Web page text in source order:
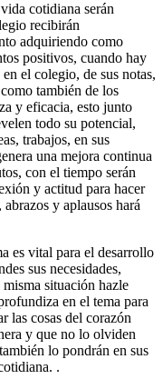
cotidiana serán
recibirán
adquiriendo como
positivos, cuando hay
el colegio, de sus notas,
también de los
y eficacia, esto junto
todo su potencial,
trabajos, en sus
una mejora continua
con el tiempo serán
y actitud para hacer
y aplausos hará
es vital para el desarrollo
sus necesidades,
situación hazle
en el tema para
las cosas del corazón
y que no lo olviden
lo pondrán en sus
.